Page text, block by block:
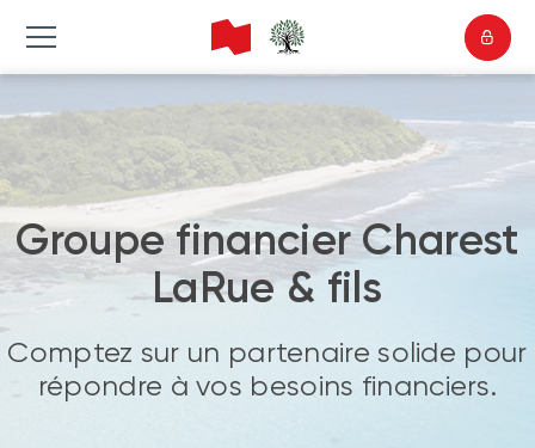
Groupe financier Charest
LaRue & fils
Comptez sur un partenaire solide pour
répondre à vos besoins financiers.